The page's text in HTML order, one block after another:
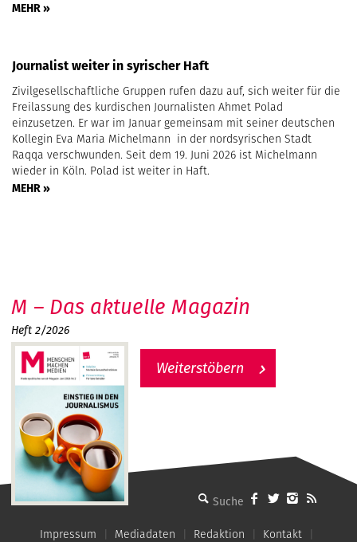
MEHR »
Journalist weiter in syrischer Haft
Zivilgesellschaftliche Gruppen rufen dazu auf, sich weiter für die
Freilassung des kurdischen Journalisten Ahmet Polad
einzusetzen. Er war im Januar gemeinsam mit seiner deutschen
Kollegin Eva Maria Michelmann in der nordsyrischen Stadt
Raqqa verschwunden. Seit dem 19. Juni 2026 ist Michelmann
wieder in Köln. Polad ist weiter in Haft.
MEHR »
MMM - Menschen machen Medien
M – Das aktuelle Magazin
Heft 2/2026
Weiterstöbern
Impressum Mediadaten Redaktion Kontakt